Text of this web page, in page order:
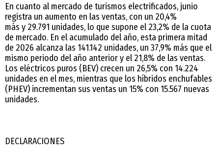
En cuanto al mercado de turismos electrificados, junio
registra un aumento en las ventas, con un 20,4%
más y 29.791 unidades, lo que supone el 23,2% de la cuota
de mercado. En el acumulado del año, esta primera mitad
de 2026 alcanza las 141.142 unidades, un 37,9% más que el
mismo periodo del año anterior y el 21,8% de las ventas.
Los eléctricos puros (BEV) crecen un 26,5% con 14.224
unidades en el mes, mientras que los híbridos enchufables
(PHEV) incrementan sus ventas un 15% con 15.567 nuevas
unidades.
DECLARACIONES